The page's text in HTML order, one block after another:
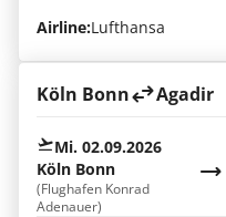
Airline:Lufthansa
Köln Bonn Agadir
Mi. 02.09.2026
Köln Bonn
(Flughafen Konrad
Adenauer)